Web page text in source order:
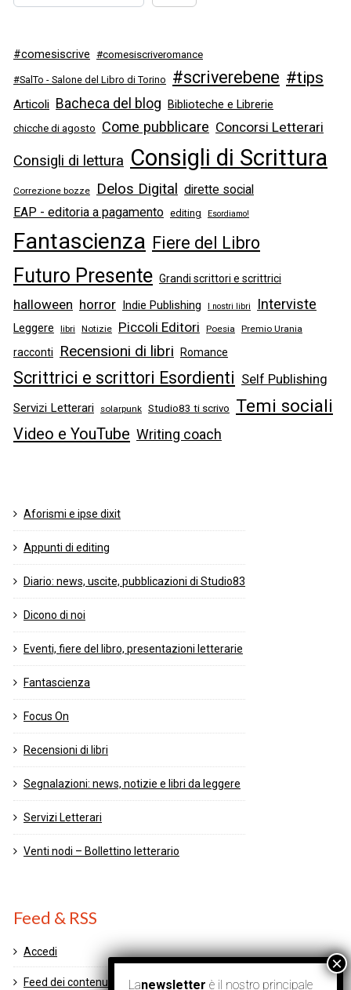
#comesiscrive #comesiscriveromance
#SalTo - Salone del Libro di Torino #scriverebene #tips
Articoli Bacheca del blog Biblioteche e Librerie
chicche di agosto Come pubblicare Concorsi Letterari
Consigli di lettura Consigli di Scrittura
Correzione bozze Delos Digital
dirette social
EAP - editoria a pagamento editing Esordiamo!
Fantascienza Fiere del Libro
Futuro Presente Grandi scrittori e scrittrici
halloween horror Indie Publishing I nostri libri Interviste
Leggere libri Notizie Piccoli Editori Poesia Premio Urania
racconti Recensioni di libri Romance
Scrittrici e scrittori Esordienti Self Publishing
Servizi Letterari solarpunk Studio83 ti scrivo Temi sociali
Video e YouTube Writing coach
Aforismi e ipse dixit
Appunti di editing
Diario: news, uscite, pubblicazioni di Studio83
Dicono di noi
Eventi, fiere del libro, presentazioni letterarie
Fantascienza
Focus On
Recensioni di libri
Segnalazioni: news, notizie e libri da leggere
Servizi Letterari
Venti nodi – Bollettino letterario
Feed & RSS
Accedi
Feed dei contenuti Lanewsletter è il nostro principale